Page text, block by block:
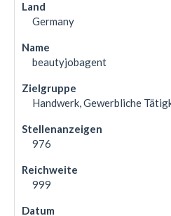
Germany
beautyjobagent
Handwerk, Gewerbliche
976
999